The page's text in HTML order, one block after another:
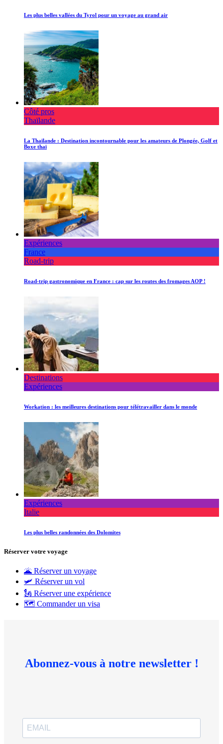
Les plus belles vallées du Tyrol pour un voyage au grand air
Côté pros
Thaïlande
La Thaïlande : Destination incontournable pour les amateurs de Plongée, Golf et
Boxe thaï
Expériences
France
Road-trip
Road-trip gastronomique en France : cap sur les routes des fromages AOP !
Destinations
Expériences
Workation : les meilleures destinations pour télétravailler dans le monde
Expériences
Italie
Les plus belles randonnées des Dolomites
Réserver votre voyage
🌋 Réserver un voyage
🛩 Réserver un vol
🗽 Réserver une expérience
🗺 Commander un visa
Abonnez-vous à notre newsletter !